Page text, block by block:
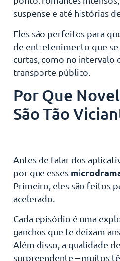
suspense e até histórias
Eles são perfeitos para
de entretenimento que se
curtas, como no intervalo
transporte público.
Por Que
São Tão
Antes de falar dos
por que esses
Primeiro, eles são feitos
acelerado.
Cada episódio é uma
ganchos que te deixam
Além disso, a qualidade
surpreendente – muitos